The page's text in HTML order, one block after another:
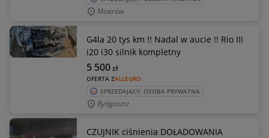
Mizerów
G4la 20 tys km !! Nadal w aucie !! Rio III
i20 i30 silnik kompletny
OFERTA ZALLEGRO
5 500zł
SPRZEDAJĄCY: OSOBA PRYWATNA
Bydgoszcz
CZUJNIK ciśnienia DOŁADOWANIA